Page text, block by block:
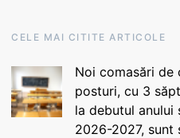
CELE MAI CITITE ARTICOLE
Noi comasări de
posturi, cu 3
la debutul anului
2026-2027, sunt